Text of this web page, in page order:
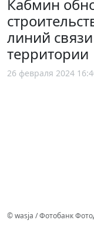
Кабмин
линий
территории
26 февраля 2024
© wasja / Фотобанк